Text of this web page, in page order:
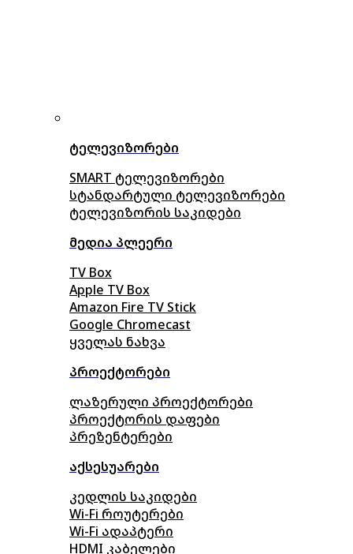
ტელევიზორები
SMART ტელევიზორები
სტანდარტული ტელევიზორები
ტელევიზორის საკიდები
მედია პლეერი
TV Box
Apple TV Box
Amazon Fire TV Stick
Google Chromecast
ყველას ნახვა
პროექტორები
ლაზერული პროექტორები
პროექტორის დაფები
პრეზენტერები
აქსესუარები
კედლის საკიდები
Wi-Fi როუტერები
Wi-Fi ადაპტერი
HDMI კაბელები